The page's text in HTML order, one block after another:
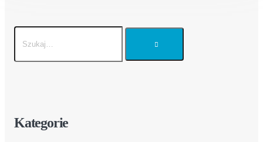
Kategorie